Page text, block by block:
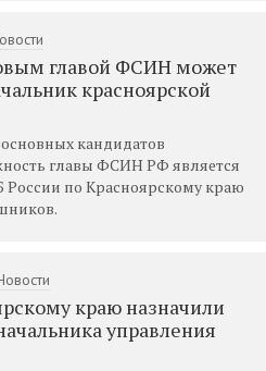
главой ФСИН может
красноярской
кандидатов
главы ФСИН РФ является
по Красноярскому краю
краю назначили
управления